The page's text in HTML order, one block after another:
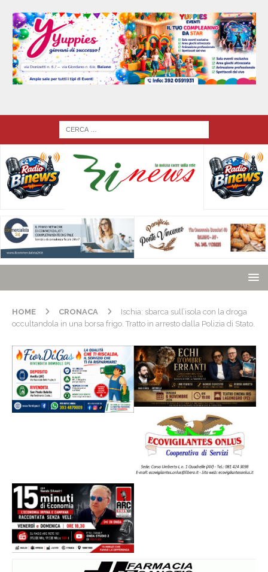
HOME CRONACA
Ischia: sbarca sull’isola con la droga
occultandola in una borsa frigo. Tratto in arresto dalla Polizia di Stato.